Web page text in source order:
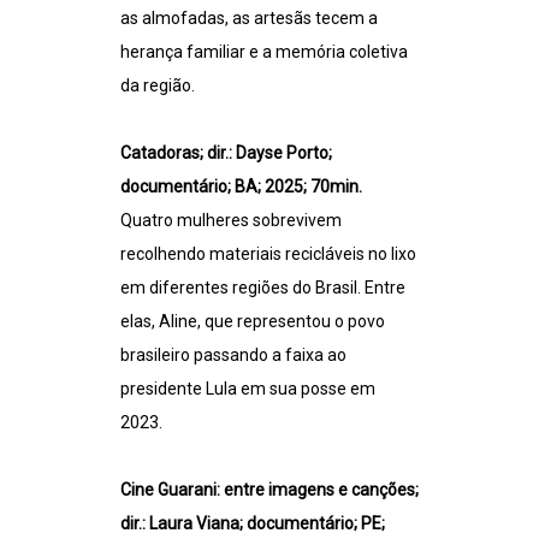
as almofadas, as artesãs tecem a
herança familiar e a memória coletiva
da região.
Catadoras; dir.: Dayse Porto;
documentário; BA; 2025; 70min.
Quatro mulheres sobrevivem
recolhendo materiais recicláveis no lixo
em diferentes regiões do Brasil. Entre
elas, Aline, que representou o povo
brasileiro passando a faixa ao
presidente Lula em sua posse em
2023.
Cine Guarani: entre imagens e canções;
dir.: Laura Viana; documentário; PE;